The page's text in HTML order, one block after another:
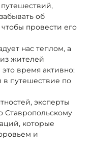
об
чтобы провести его
нас теплом, а
жителей
время активно:
в путешествие по
эксперты
Ставропольскому
которые
и